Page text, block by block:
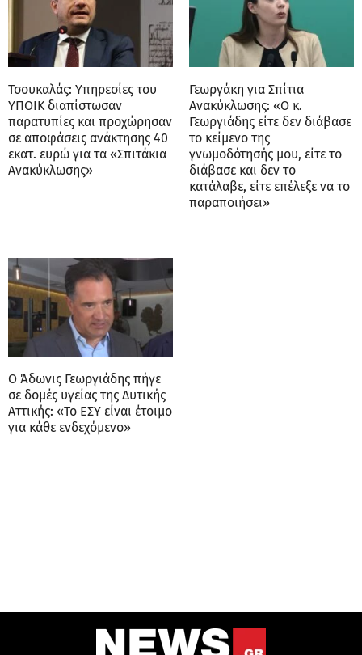
Τσουκαλάς: Υπηρεσίες του
ΥΠΟΙΚ διαπίστωσαν
παρατυπίες και προχώρησαν
σε αποφάσεις ανάκτησης 40
εκατ. ευρώ για τα «Σπιτάκια
Ανακύκλωσης»
Γεωργάκη για Σπίτια
Ανακύκλωσης: «Ο κ.
Γεωργιάδης είτε δεν διάβασε
το κείμενο της
γνωμοδότησής μου, είτε το
διάβασε και δεν το
κατάλαβε, είτε επέλεξε να το
παραποιήσει»
Ο Άδωνις Γεωργιάδης πήγε
σε δομές υγείας της Δυτικής
Αττικής: «Το ΕΣΥ είναι έτοιμο
για κάθε ενδεχόμενο»